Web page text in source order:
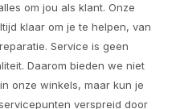
om jou als klant. Onze
klaar om je te helpen, van
Service is geen
Daarom bieden we niet
onze winkels, maar kun je
verspreid door